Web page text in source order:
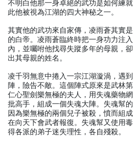
不明白他那一身卓絕的武功是如何練
此他被視為江湖的四大神秘之一。
其實他的武功來自家傳，凌雨蒼其實
的白帝。凌雨蒼臨終時把一身功力注
內，並囑咐他找尋失蹤多年的母親，
出其母親的姓名。
凌千羽無意中捲入一宗江湖漩渦，遇
陣，險告不敵。這個陣式原來是武林
仁心聖劍樂無極的夫人，用失魂藥物
批高手，組成一個失魂大陣。失魂幫
因為樂無極的兩個兒子被殺，憤而組
在向天下會武者報復。失魂幫又使用
得各派的弟子迷失理性，各自殘殺。